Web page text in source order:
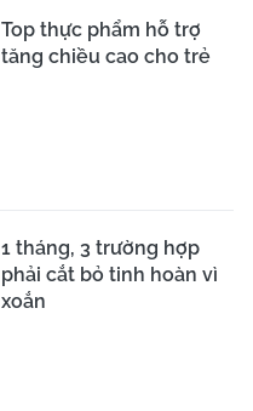
Top thực phẩm hỗ trợ
tăng chiều cao cho trẻ
1 tháng, 3 trường hợp
phải cắt bỏ tinh hoàn vì
xoắn